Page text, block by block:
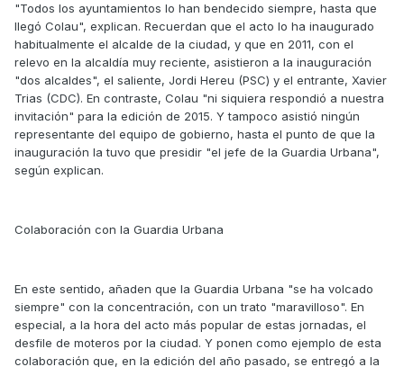
"Todos los ayuntamientos lo han bendecido siempre, hasta que
llegó Colau", explican. Recuerdan que el acto lo ha inaugurado
habitualmente el alcalde de la ciudad, y que en 2011, con el
relevo en la alcaldía muy reciente, asistieron a la inauguración
"dos alcaldes", el saliente, Jordi Hereu (PSC) y el entrante, Xavier
Trias (CDC). En contraste, Colau "ni siquiera respondió a nuestra
invitación" para la edición de 2015. Y tampoco asistió ningún
representante del equipo de gobierno, hasta el punto de que la
inauguración la tuvo que presidir "el jefe de la Guardia Urbana",
según explican.
Colaboración con la Guardia Urbana
En este sentido, añaden que la Guardia Urbana "se ha volcado
siempre" con la concentración, con un trato "maravilloso". En
especial, a la hora del acto más popular de estas jornadas, el
desfile de moteros por la ciudad. Y ponen como ejemplo de esta
colaboración que, en la edición del año pasado, se entregó a la